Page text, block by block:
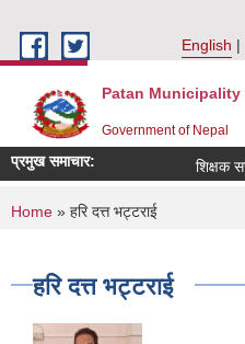
English
Patan Municipality
Government of Nepal
प्रमुख समाचार: शिक्षक
You are here
Home » हरि दत्त भट्टराई
हरि दत्त भट्टराई